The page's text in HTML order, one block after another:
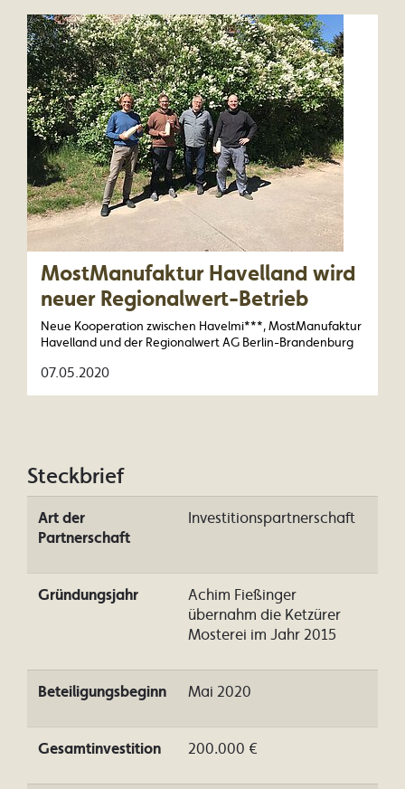
MostManufaktur Havelland wird
neuer Regionalwert-Betrieb
Neue Kooperation zwischen Havelmi***, MostManufaktur
Havelland und der Regionalwert AG Berlin-Brandenburg
07.05.2020
Steckbrief
Art der
Partnerschaft
Investitionspartnerschaft
Gründungsjahr
Achim Fießinger
übernahm die Ketzürer
Mosterei im Jahr 2015
Beteiligungsbeginn Mai 2020
Gesamtinvestition 200.000 €